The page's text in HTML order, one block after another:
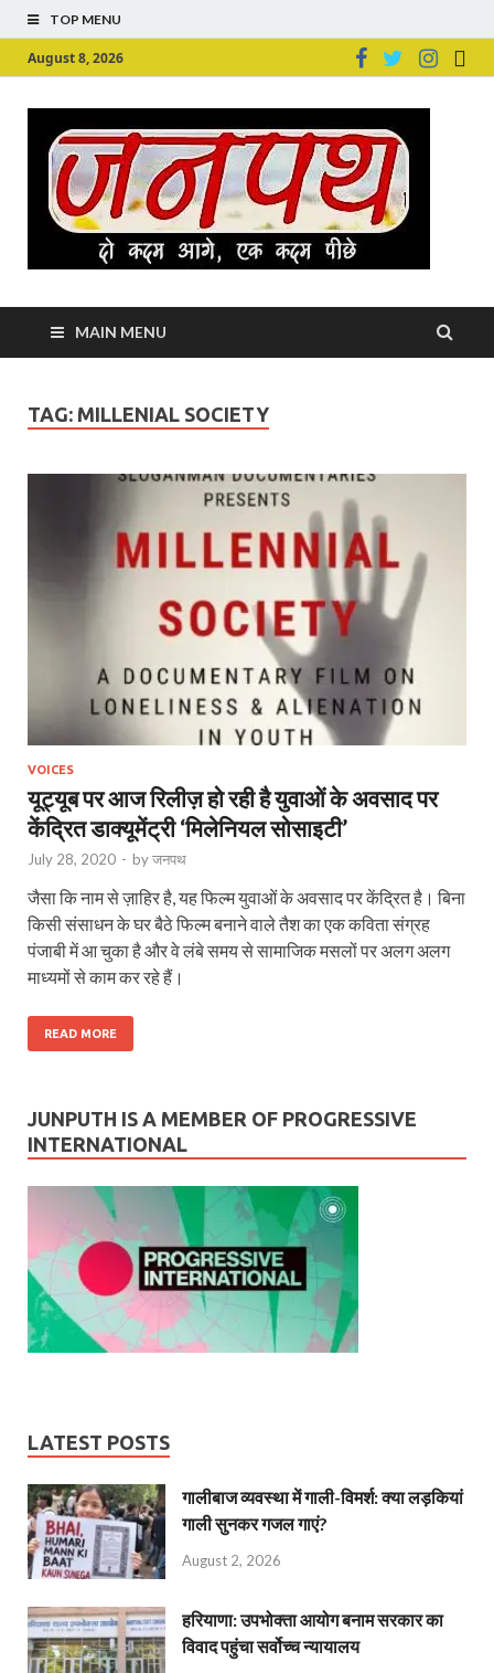
TOP MENU
August 8, 2026
MAIN MENU
TAG: MILLENIAL SOCIETY
VOICES
यूट्यूब पर आज रिलीज़ हो रही है युवाओं के अवसाद पर
केंद्रित डाक्यूमेंट्री ‘मिलेनियल सोसाइटी’
July 28, 2020 - byजनपथ
जैसा कि नाम से ज़ाहिर है, यह फिल्‍म युवाओं के अवसाद पर केंद्रित है। बिना
किसी संसाधन के घर बैठे फिल्‍म बनाने वाले तैश का एक कविता संग्रह
पंजाबी में आ चुका है और वे लंबे समय से सामाजिक मसलों पर अलग अलग
माध्‍यमों से काम कर रहे हैं।
READ MORE
JUNPUTH IS A MEMBER OF PROGRESSIVE
INTERNATIONAL
LATEST POSTS
गालीबाज व्‍यवस्‍था में गाली-विमर्श: क्या लड़कियां
गाली सुनकर गजल गाएं?
August 2, 2026
हरियाणा: उपभोक्ता आयोग बनाम सरकार का
विवाद पहुंचा सर्वोच्च न्यायालय